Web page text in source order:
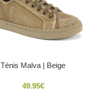
Ténis Malva | Beige
49.95€